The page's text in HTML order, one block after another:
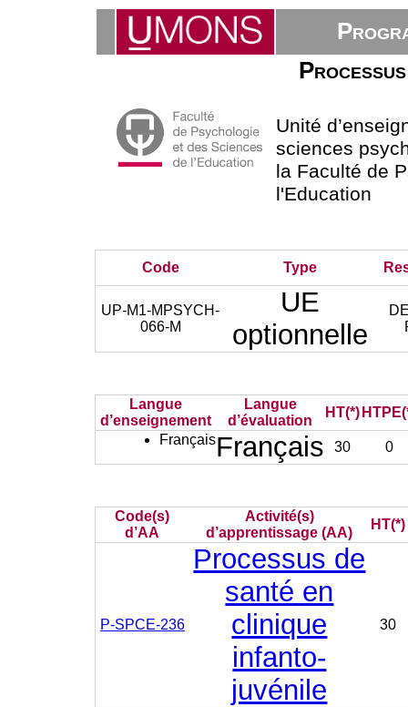
Unité
sciences
la Faculté de
l'Education
Code Type
UP-M1-MPSYCH-
066-M
UE
optionnelle
Langue
d’enseignement
Langue
d’évaluation
HT(*)
FrançaisFrançais 30 0
Code(s)
d’AA
Activité(s)
d’apprentissage (AA)
HT(*)
P-SPCE-236
Processus de
santé en
clinique
infanto-
juvénile
30